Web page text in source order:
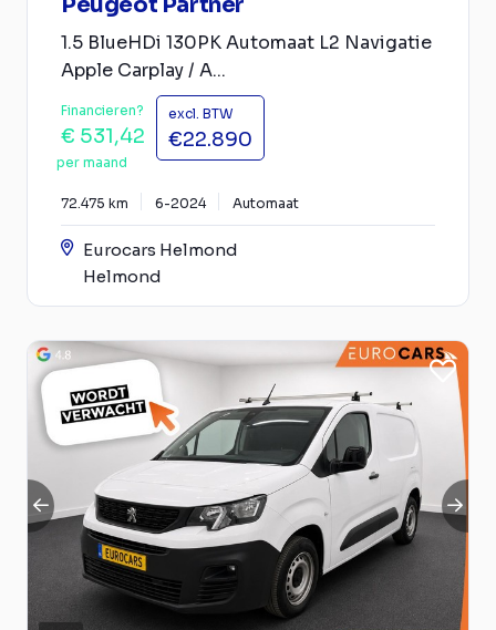
1.5 BlueHDi 130PK Automaat L2 Navigatie
Apple Carplay / A...
Financieren?
€ 531,42
per maand
excl. BTW
€22.890
72.475 km 6-2024 Automaat
Eurocars Helmond
Helmond